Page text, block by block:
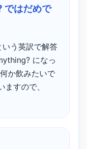
はだめで
いう英訳で解答
になっ
か飲みたいで
すので、